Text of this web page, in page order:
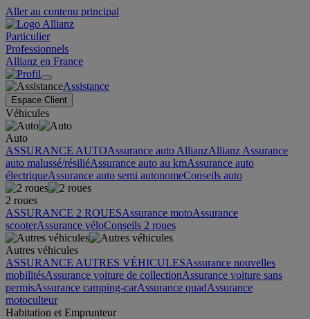
Aller au contenu principal
Particulier
Professionnels
Allianz en France
Assistance
Espace Client
Véhicules
Auto
ASSURANCE AUTOAssurance auto AllianzAllianz Assurance
auto malussé/résiliéAssurance auto au kmAssurance auto
électriqueAssurance auto semi autonomeConseils auto
2 roues
ASSURANCE 2 ROUESAssurance motoAssurance
scooterAssurance véloConseils 2 roues
Autres véhicules
ASSURANCE AUTRES VÉHICULESAssurance nouvelles
mobilitésAssurance voiture de collectionAssurance voiture sans
permisAssurance camping-carAssurance quadAssurance
motoculteur
Habitation et Emprunteur